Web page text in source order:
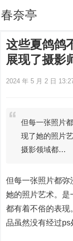
春奈亭
这些夏鸽鸽
展现了摄影
2024 年 5 月 2 日
但每一张照片
现了她的照片
摄影领域都…
但每一张照片都弥
她的照片艺术。
都有着不俗的表现
品虽然没有经过ps